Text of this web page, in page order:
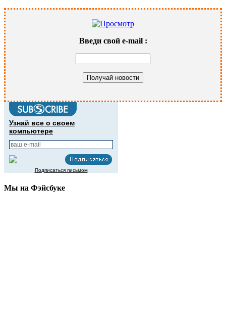
Введи свой e-mail :
Узнай все о своем
компьютере
Подписаться письмом
Мы на Фэйсбуке